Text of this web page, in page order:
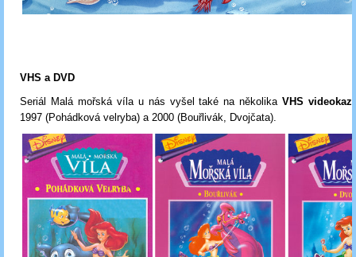
VHS a DVD
Seriál Malá mořská víla u nás vyšel také na několikaVHS
1997 (Pohádková velryba) a 2000 (Bouřlivák, Dvojčata).